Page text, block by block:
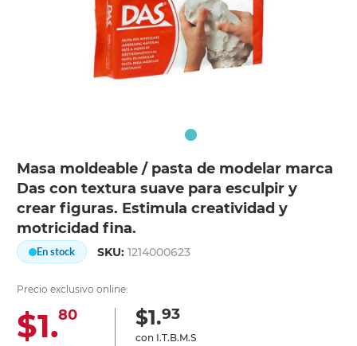
Masa moldeable / pasta de modelar marca
Das con textura suave para esculpir y
crear figuras. Estimula creatividad y
motricidad fina.
En stock SKU:1214000623
Precio exclusivo online:
$1.80 $1.93
con I.T.B.M.S